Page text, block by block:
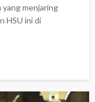
yang menjaring
HSU ini di